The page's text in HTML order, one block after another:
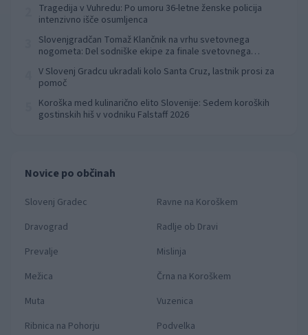
Tragedija v Vuhredu: Po umoru 36-letne ženske policija
intenzivno išče osumljenca
Slovenjgradčan Tomaž Klančnik na vrhu svetovnega
nogometa: Del sodniške ekipe za finale svetovnega
V Slovenj Gradcu ukradali kolo Santa Cruz, lastnik prosi za
pomoč
Koroška med kulinarično elito Slovenije: Sedem koroških
gostinskih hiš v vodniku Falstaff 2026
Novice po občinah
Slovenj Gradec
Ravne na Koroškem
Dravograd
Radlje ob Dravi
Prevalje
Mislinja
Mežica
Črna na Koroškem
Muta
Vuzenica
Ribnica na Pohorju
Podvelka